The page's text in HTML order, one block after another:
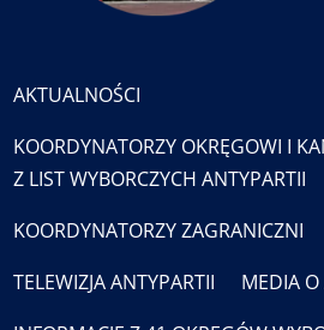
AKTUALNOŚCI
KOORDYNATORZY OKRĘGOWI I
Z LIST WYBORCZYCH ANTYPARTII
KOORDYNATORZY ZAGRANICZNI
TELEWIZJA ANTYPARTII
MEDIA O